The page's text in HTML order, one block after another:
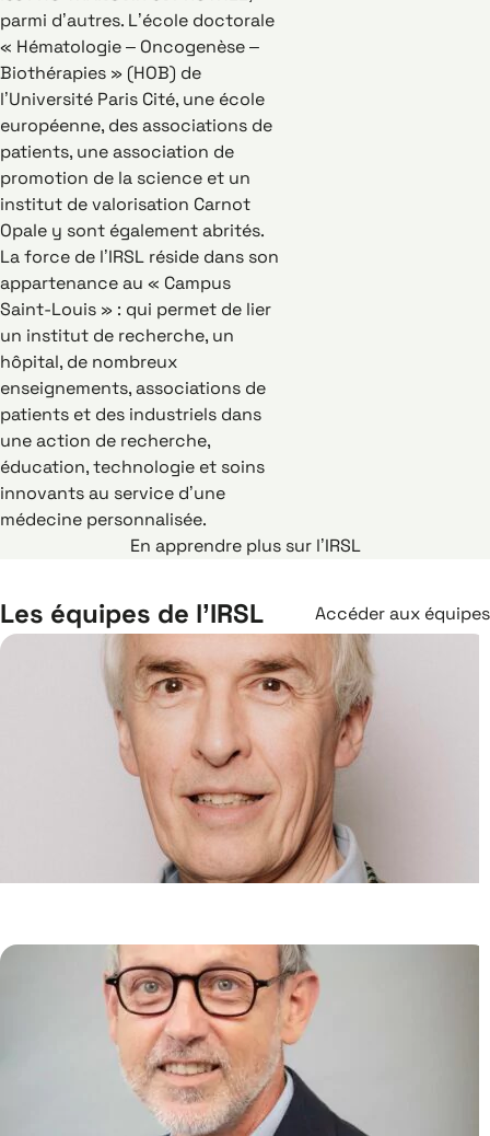
parmi d’autres. L’école doctorale
« Hématologie – Oncogenèse –
Biothérapies » (HOB) de
l’Université Paris Cité, une école
européenne, des associations de
patients, une association de
promotion de la science et un
institut de valorisation Carnot
Opale y sont également abrités.
La force de l’IRSL réside dans son
appartenance au « Campus
Saint-Louis » : qui permet de lier
un institut de recherche, un
hôpital, de nombreux
enseignements, associations de
patients et des industriels dans
une action de recherche,
éducation, technologie et soins
innovants au service d’une
médecine personnalisée.
En apprendre plus sur l’IRSL
Les équipes de l’IRSL Accéder aux équipes